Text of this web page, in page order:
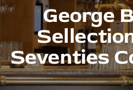
George
Seventies